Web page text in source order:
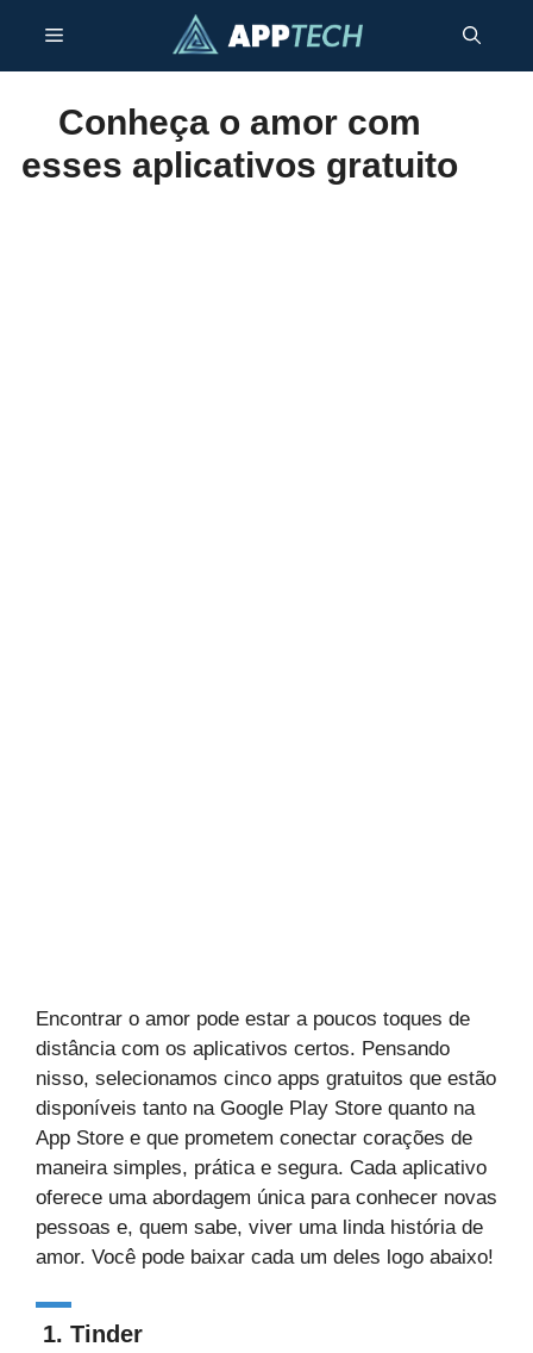
o
Menu
Conheça o amor com
esses aplicativos gratuito
Encontrar o amor pode estar a poucos toques de
distância com os aplicativos certos. Pensando
nisso, selecionamos cinco apps gratuitos que estão
disponíveis tanto na Google Play Store quanto na
App Store e que prometem conectar corações de
maneira simples, prática e segura. Cada aplicativo
oferece uma abordagem única para conhecer novas
pessoas e, quem sabe, viver uma linda história de
amor. Você pode baixar cada um deles logo abaixo!
1. Tinder